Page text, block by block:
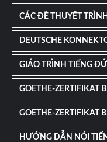
CÁC ĐỀ THUYẾT
DEUTSCHE
GIÁO TRÌNH TIẾNG
GOETHE-ZERTIFIKAT
GOETHE-ZERTIFIKAT
HƯỚNG DẪN NÓI